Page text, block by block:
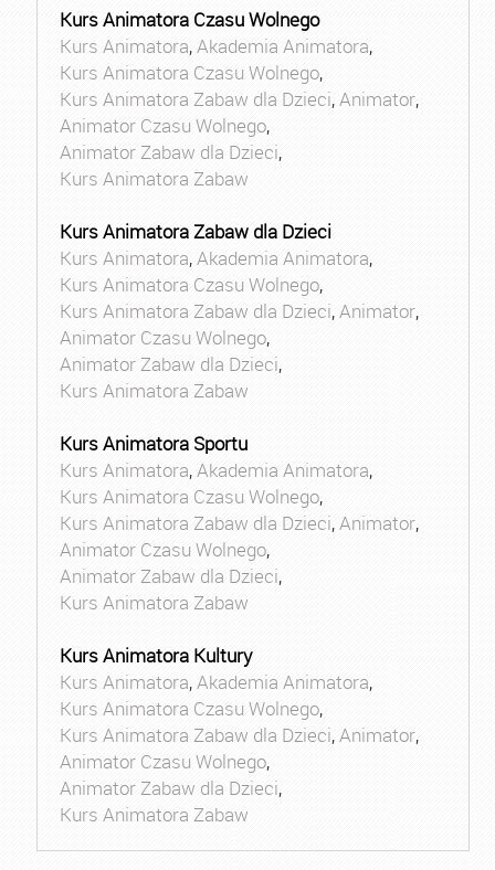
Kurs Animatora Czasu Wolnego
Kurs Animatora,Akademia Animatora,
Kurs Animatora Czasu Wolnego,
Kurs Animatora Zabaw dla Dzieci,Animator,
Animator Czasu Wolnego,
Animator Zabaw dla Dzieci,
Kurs Animatora Zabaw
Kurs Animatora Zabaw dla Dzieci
Kurs Animatora,Akademia Animatora,
Kurs Animatora Czasu Wolnego,
Kurs Animatora Zabaw dla Dzieci,Animator,
Animator Czasu Wolnego,
Animator Zabaw dla Dzieci,
Kurs Animatora Zabaw
Kurs Animatora Sportu
Kurs Animatora,Akademia Animatora,
Kurs Animatora Czasu Wolnego,
Kurs Animatora Zabaw dla Dzieci,Animator,
Animator Czasu Wolnego,
Animator Zabaw dla Dzieci,
Kurs Animatora Zabaw
Kurs Animatora Kultury
Kurs Animatora,Akademia Animatora,
Kurs Animatora Czasu Wolnego,
Kurs Animatora Zabaw dla Dzieci,Animator,
Animator Czasu Wolnego,
Animator Zabaw dla Dzieci,
Kurs Animatora Zabaw